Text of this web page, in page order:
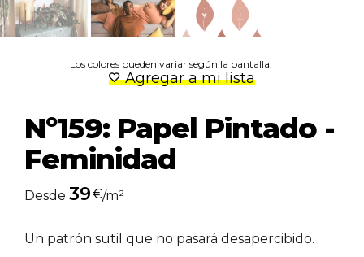
Los colores pueden variar según la pantalla.
Agregar a mi lista
Nº159: Papel Pintado -
Feminidad
Desde 39€/m²
Un patrón sutil que no pasará desapercibido.